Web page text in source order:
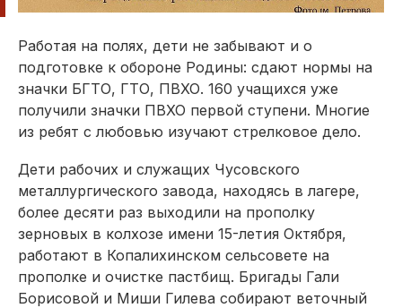
Работая на полях, дети не забывают и о
подготовке к обороне Родины: сдают нормы на
значки БГТО, ГТО, ПВХО. 160 учащихся уже
получили значки ПВХО первой ступени. Многие
из ребят с любовью изучают стрелковое дело.
Дети рабочих и служащих Чусовского
металлургического завода, находясь в лагере,
более десяти раз выходили на прополку
зерновых в колхозе имени 15-летия Октября,
работают в Копалихинском сельсовете на
прополке и очистке пастбищ. Бригады Гали
Борисовой и Миши Гилева собирают веточный